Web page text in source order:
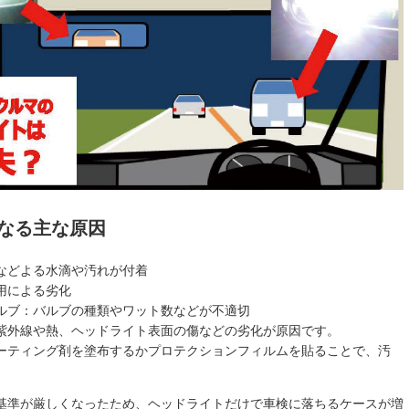
る主な原因
どよる水滴や汚れが付着
による劣化
：バルブの種類やワット数などが不適切
線や熱、ヘッドライト表面の傷などの劣化が原因です。
ティング剤を塗布するかプロテクションフィルムを貼ることで、汚
が厳しくなったため、ヘッドライトだけで車検に落ちるケースが増